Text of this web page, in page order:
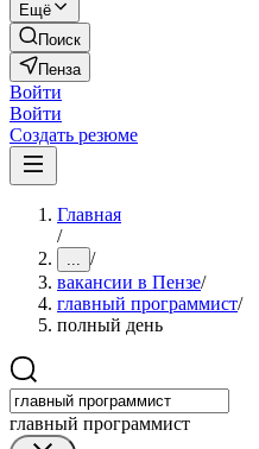
Ещё
Поиск
Пенза
Войти
Войти
Создать резюме
Главная
/
... /
вакансии в Пензе/
главный программист/
полный день
главный программист